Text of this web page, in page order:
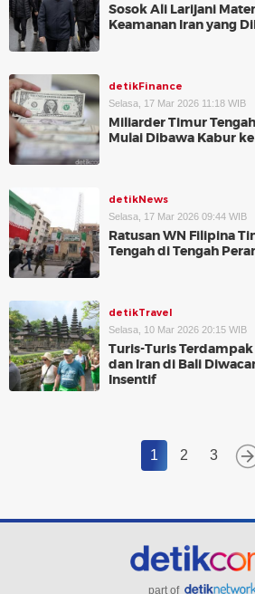
Sosok Ali Larijani
Keamanan Iran yang
detikFinance
Selasa, 17 Mar 2026 11:18 WIB
Miliarder Timur
Mulai Dibawa Kabur
detikNews
Selasa, 17 Mar 2026 09:44 WIB
Ratusan WN Filipina
Tengah di Tengah
detikTravel
Selasa, 10 Mar 2026 20:15 WIB
Turis-Turis Terdampak
dan Iran di Bali
Insentif
1 2 3
part of